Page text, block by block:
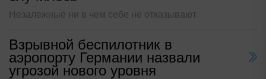
Незалежные ни в чем себе не отказывают
Взрывной беспилотник в
аэропорту Германии назвали
угрозой нового уровня